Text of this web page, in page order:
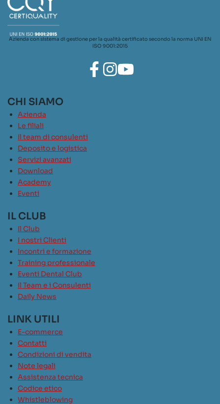
Azienda con sistema di gestione per la qualità certificato secondo la norma UNI EN
ISO 9001:2015
CHI SIAMO
Azienda
Le filiali
Il team di consulenti
Deposito e logistica
Servizi avanzati
Download
Academy
Eventi
IL CLUB
Il Club
I nostri Clienti
Incontri e formazione
Training professionale
Eventi Dental Club
Il Team e i Consulenti
Daily News
LINK UTILI
E-commerce
Contatti
Condizioni di vendita
Note legali
Assistenza tecnica
Codice etico
Whistleblowing